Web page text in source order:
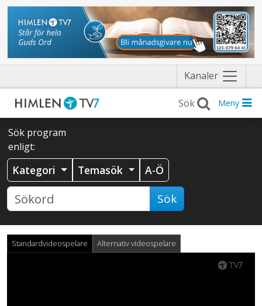
Kanaler Näytä
valikko
Meny
Sök program
enligt:
Kategori Temasök A-Ö
Sök
Standardvideospelare Alternativ videospelare